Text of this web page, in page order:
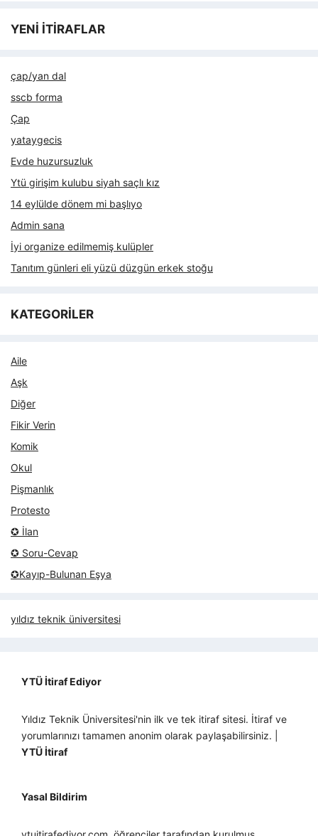
YENİ İTİRAFLAR
çap/yan dal
sscb forma
Çap
yataygecis
Evde huzursuzluk
Ytü girişim kulubu siyah saçlı kız
14 eylülde dönem mi başlıyo
Admin sana
İyi organize edilmemiş kulüpler
Tanıtım günleri eli yüzü düzgün erkek stoğu
KATEGORİLER
Aile
Aşk
Diğer
Fikir Verin
Komik
Okul
Pişmanlık
Protesto
✪ İlan
✪ Soru-Cevap
✪Kayıp-Bulunan Eşya
yıldız teknik üniversitesi
YTÜ İtiraf Ediyor
Yıldız Teknik Üniversitesi'nin ilk ve tek itiraf sitesi. İtiraf ve
yorumlarınızı tamamen anonim olarak paylaşabilirsiniz. |
YTÜ İtiraf
Yasal Bildirim